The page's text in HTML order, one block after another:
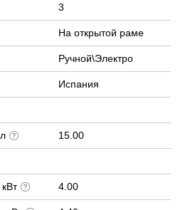
3
На открытой раме
Ручной\Электро
Испания
15.00
4.00